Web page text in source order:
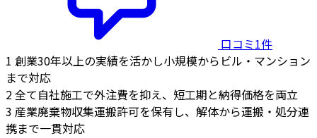
口コミ1件
1 創業30年以上の実績を活かし小規模からビル・マンション
まで対応
2全て自社施工で外注費を抑え、短工期と納得価格を両立
3 産業廃棄物収集運搬許可を保有し、解体から運搬・処分連
携まで一貫対応